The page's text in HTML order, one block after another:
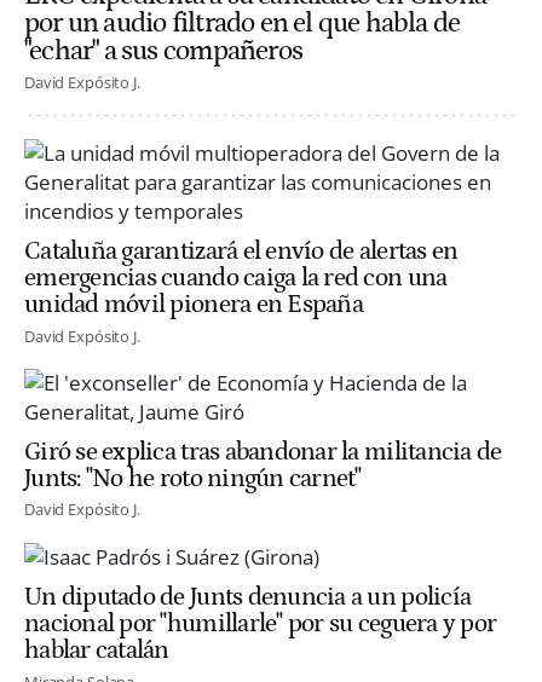
por un audio filtrado en el que habla de
"echar" a sus compañeros
David Expósito J.
Cataluña garantizará el envío de alertas en
emergencias cuando caiga la red con una
unidad móvil pionera en España
David Expósito J.
Giró se explica tras abandonar la militancia de
Junts: "No he roto ningún carnet"
David Expósito J.
Un diputado de Junts denuncia a un policía
nacional por "humillarle" por su ceguera y por
hablar catalán